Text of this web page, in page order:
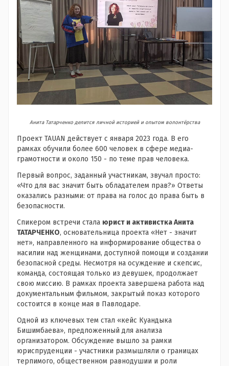
Анита Татарченко делится личной историей и опытом волонтёрства
Проект TAUAN действует с января 2023 года. В его
рамках обучили более 600 человек в сфере медиа-
грамотности и около 150 - по теме прав человека.
Первый вопрос, заданный участникам, звучал просто:
«Что для вас значит быть обладателем прав?» Ответы
оказались разными: от права на голос до права быть в
безопасности.
Спикером встречи стала юрист и активистка Анита
ТАТАРЧЕНКО, основательница проекта «Нет - значит
нет», направленного на информирование общества о
насилии над женщинами, доступной помощи и создании
безопасной среды. Несмотря на осуждение и скепсис,
команда, состоящая только из девушек, продолжает
свою миссию. В рамках проекта завершена работа над
документальным фильмом, закрытый показ которого
состоится в конце мая в Павлодаре.
Одной из ключевых тем стал «кейс Куандыка
Бишимбаева», предложенный для анализа
организатором. Обсуждение вышло за рамки
юриспруденции - участники размышляли о границах
терпимого, общественном равнодушии и роли